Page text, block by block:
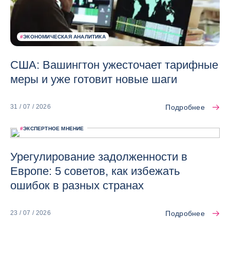
#ЭКОНОМИЧЕСКАЯ АНАЛИТИКА
США: Вашингтон ужесточает тарифные
меры и уже готовит новые шаги
31 / 07 / 2026 Подробнее
#ЭКСПЕРТНОЕ МНЕНИЕ
Урегулирование задолженности в
Европе: 5 советов, как избежать
ошибок в разных странах
23 / 07 / 2026 Подробнее